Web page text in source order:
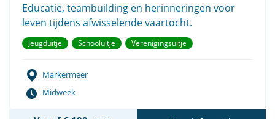
Educatie, teambuilding en herinneringen voor
leven tijdens afwisselende vaartocht.
Jeugduitje Schooluitje Verenigingsuitje
Markermeer
Midweek